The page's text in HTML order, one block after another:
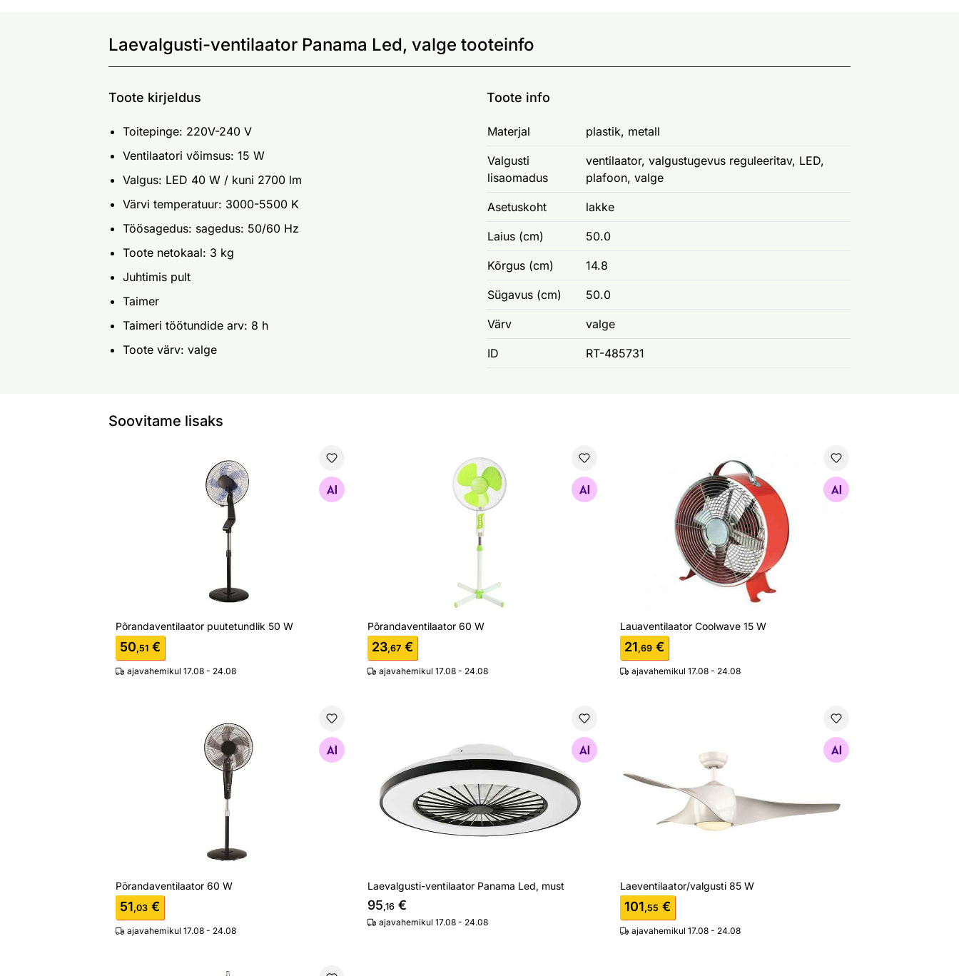
Laevalgusti-ventilaator Panama Led, valge tooteinfo
Toote kirjeldus
Toitepinge: 220V-240 V
Ventilaatori võimsus: 15 W
Valgus: LED 40 W / kuni 2700 lm
Värvi temperatuur: 3000-5500 K
Töösagedus: sagedus: 50/60 Hz
Toote netokaal: 3 kg
Juhtimis pult
Taimer
Taimeri töötundide arv: 8 h
Toote värv: valge
Toote info
Materjal plastik, metall
Valgusti
lisaomadus
ventilaator, valgustugevus reguleeritav, LED,
plafoon, valge
Asetuskoht lakke
Laius (cm) 50.0
Kõrgus (cm) 14.8
Sügavus (cm) 50.0
Värv valge
ID RT-485731
Soovitame lisaks
Põrandaventilaator puutetundlik 50 W
Põrandaventilaator puutetundlik 50 W
50,51 €
ajavahemikul 17.08 - 24.08
Põrandaventilaator 60 W
Põrandaventilaator 60 W
23,67 €
ajavahemikul 17.08 - 24.08
Lauaventilaator Coolwave 15 W
Otsi sarnaseid
Lauaventilaator Coolwave 15 W
21,69€
ajavahemikul 17.08 - 24.08
Põrandaventilaator 60 W
Põrandaventilaator 60 W
51,03 €
ajavahemikul 17.08 - 24.08
Laevalgusti-ventilaator Panama Led, must
Laevalgusti-ventilaator Panama Led, must
95,16 €
ajavahemikul 17.08 - 24.08
Laeventilaator/valgusti 85 W
101,55 €
ajavahemikul 17.08 - 24.08